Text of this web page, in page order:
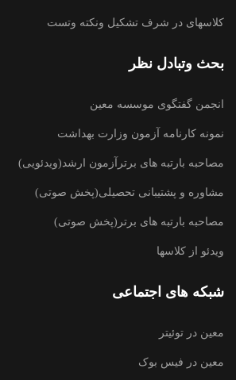
کلاسهای در شرف تشکیل ونکته وتست
بحث وتبادل نظر
انجمن گفتگوی موسسه معین
نمونه کارنامه آزمون وزارت بهداشت
مصاحبه بارتبه های برترآزمون ارشد(ویدئویی)
مشاوره و پشتیبانی تحصیلی(پخش صوتی)
مصاحبه بارتبه های برتر(پخش صوتی)
ویدئو از کلاسها
شبکه های اجتماعی
معین در توئیتر
معین در فیس بوک